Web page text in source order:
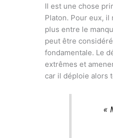
Il est une chose
Platon. Pour eux, il
plus entre le
peut être
fondamentale. Le
extrêmes et
car il déploie alors
«